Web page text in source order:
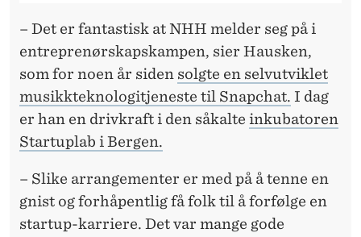
– Det er fantastisk at NHH melder seg på i
entreprenørskapskampen, sier Hausken,
som for noen år siden solgte en selvutviklet
musikkteknologitjeneste til Snapchat. I dag
er han en drivkraft i den såkalte inkubatoren
Startuplab i Bergen.
– Slike arrangementer er med på å tenne en
gnist og forhåpentlig få folk til å forfølge en
startup-karriere. Det var mange gode